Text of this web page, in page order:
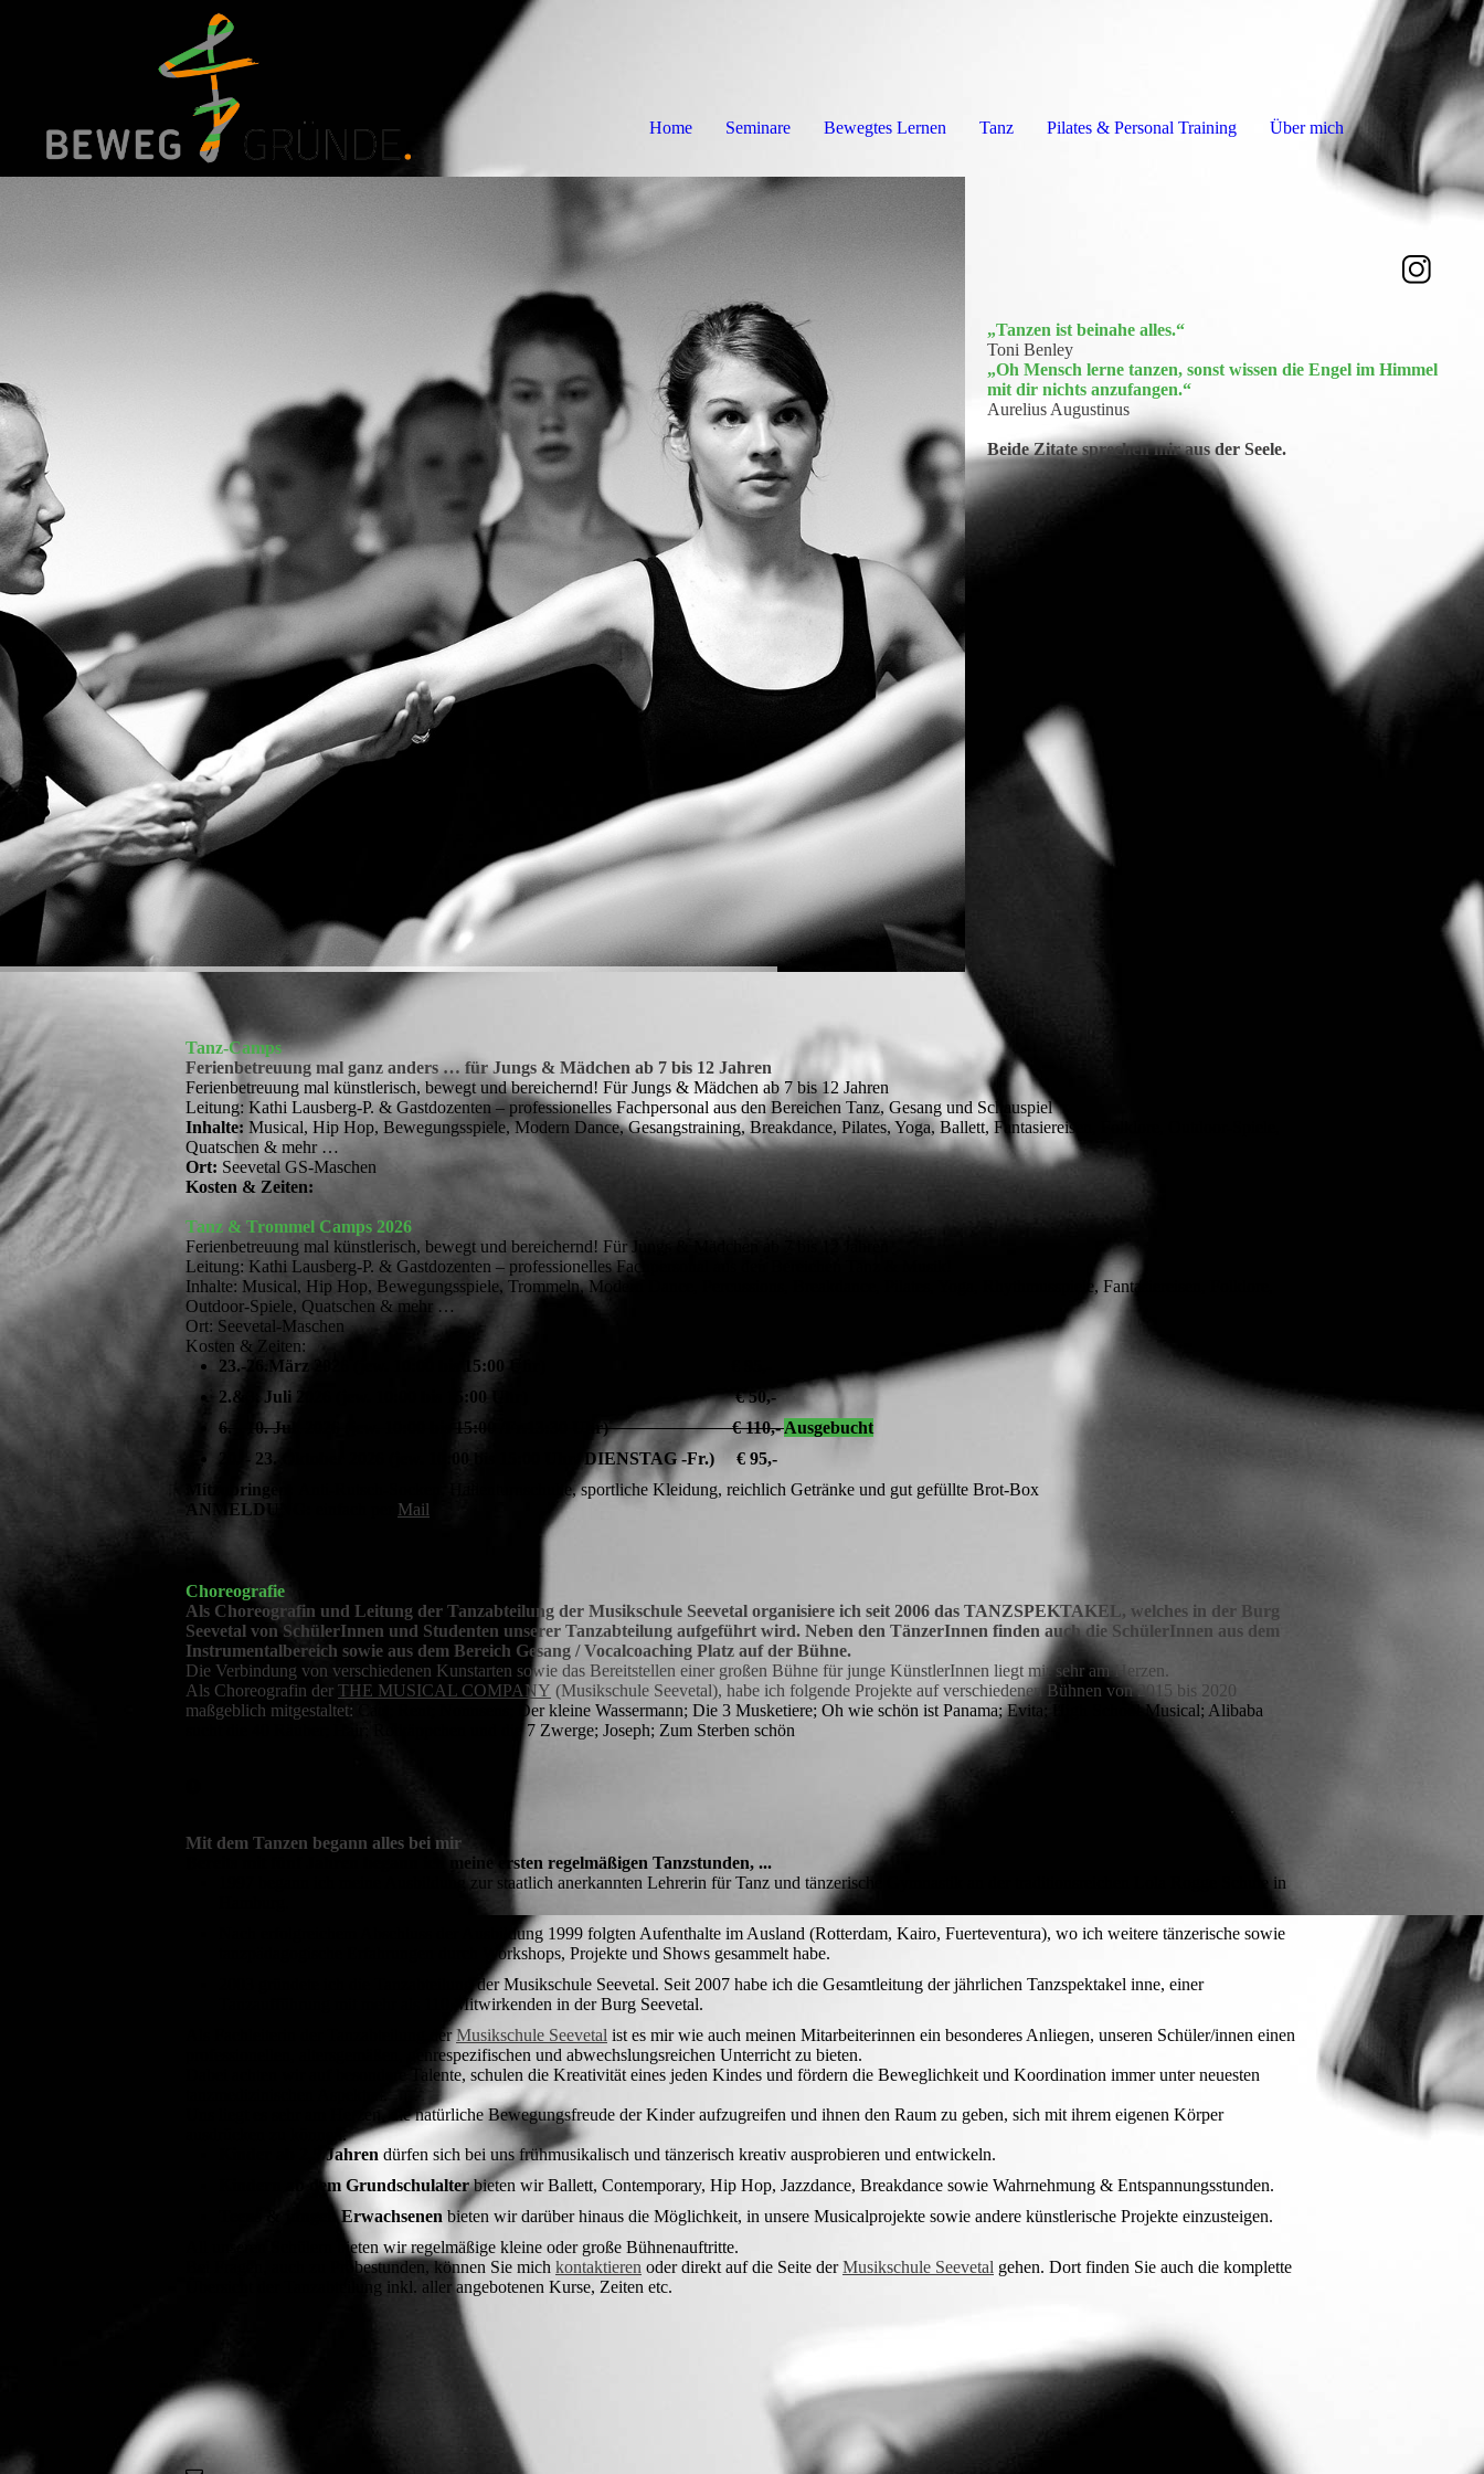
Home Seminare Bewegtes Lernen Tanz Pilates & Personal Training Über mich
„Tanzen ist beinahe alles.“
Toni Benley
„Oh Mensch lerne tanzen, sonst wissen die Engel im Himmel
mit dir nichts anzufangen.“
Aurelius Augustinus
Beide Zitate sprechen mir aus der Seele.
Tanz-Camps
Ferienbetreuung mal ganz anders … für Jungs & Mädchen ab 7 bis 12 Jahren
Ferienbetreuung mal künstlerisch, bewegt und bereichernd! Für Jungs & Mädchen ab 7 bis 12 Jahren
Leitung: Kathi Lausberg-P. & Gastdozenten – professionelles Fachpersonal aus den Bereichen Tanz, Gesang und Schauspiel
Inhalte: Musical, Hip Hop, Bewegungsspiele, Modern Dance, Gesangstraining, Breakdance, Pilates, Yoga, Ballett, Fantasiereisen, Folklore, Outdoor-Spiele,
Quatschen & mehr …
Ort: Seevetal GS-Maschen
Kosten & Zeiten:
Tanz & Trommel Camps 2026
Ferienbetreuung mal künstlerisch, bewegt und bereichernd! Für Jungs & Mädchen ab 7 bis 12 Jahren
Leitung: Kathi Lausberg-P. & Gastdozenten – professionelles Fachpersonal aus den Bereichen Tanz & Musik!
Inhalte: Musical, Hip Hop, Bewegungsspiele, Trommeln, Modern Dance, Percussions, Breakdance, Pilates, Yoga, Rhythmusspiele, Fantasiereisen, Folklore,
Outdoor-Spiele, Quatschen & mehr …
Ort: Seevetal-Maschen
Kosten & Zeiten:
23.-26.März 2026 (jew. 10:00 bis 15:00 Uhr) € 95,-
2.&3. Juli 2026 (jew. 10:00 bis 15:00 Uhr) € 50,-
6. - 10. Juli 2026 (jew. 10:00 bis 15:00 /Fr.13:30 Uhr) € 110,-Ausgebucht
20. - 23. Oktober 2026 (jew. 10:00 bis 15:00 Uhr/ DIENSTAG -Fr.) € 95,-
Mitzubringen:
Anti-Rutsch-Socken, Hallenturnschuhe, sportliche Kleidung, reichlich Getränke und gut gefüllte Brot-Box
ANMELDUNG:
Mail
Choreografie
Als Choreografin und Leitung der Tanzabteilung der Musikschule Seevetal organisiere ich seit 2006 das TANZSPEKTAKEL, welches in der Burg
Seevetal von SchülerInnen und Studenten unserer Tanzabteilung aufgeführt wird. Neben den TänzerInnen finden auch die SchülerInnen aus dem
Instrumentalbereich sowie aus dem Bereich Gesang / Vocalcoaching Platz auf der Bühne.
Die Verbindung von verschiedenen Kunstarten sowie das Bereitstellen einer großen Bühne für junge KünstlerInnen liegt mir sehr am Herzen.
Als Choreografin der THE MUSICAL COMPANY (Musikschule Seevetal), habe ich folgende Projekte auf verschiedenen Bühnen von 2015 bis 2020
maßgeblich mitgestaltet: Cats; Rent; Nonnsens; Der kleine Wassermann; Die 3 Musketiere; Oh wie schön ist Panama; Evita; High School Musical; Alibaba
sucht die 40 Räuber; Hair; Rotkäppchen und die 7 Zwerge; Joseph; Zum Sterben schön
Mit dem Tanzen begann alles bei mir
Bereits mit fünf Jahren begann ich meine ersten regelmäßigen Tanzstunden, ...
1997 begann ich meine Ausbildung zur staatlich anerkannten Lehrerin für Tanz und tänzerische Gymnastik an der traditionsreichen Lola Rogge Schule in
Nach erfolgreichem Abschluss der Ausbildung 1999 folgten Aufenthalte im Ausland (Rotterdam, Kairo, Fuerteventura), wo ich weitere tänzerische sowie
tanzpädagogische Erfahrungen durch Workshops, Projekte und Shows gesammelt habe.
2003 gründete ich die Tanzabteilung der Musikschule Seevetal. Seit 2007 habe ich die Gesamtleitung der jährlichen Tanzspektakel inne, einer
Tanzaufführung mit mehr als 110 Mitwirkenden in der Burg Seevetal.
Als Fachleiterin der Tanzabteilung derMusikschule Seevetal ist es mir wie auch meinen Mitarbeiterinnen ein besonderes Anliegen, unseren Schüler/innen einen
professionellen, altersgemäßen, genrespezifischen und abwechslungsreichen Unterricht zu bieten.
Dabei achten wir auf besondere Talente, schulen die Kreativität eines jeden Kindes und fördern die Beweglichkeit und Koordination immer unter neuesten
Uns liegt es sehr am Herzen, die natürliche Bewegungsfreude der Kinder aufzugreifen und ihnen den Raum zu geben, sich mit ihrem eigenen Körper
ausdrücken zu können.
Kinder ab 2,5 Jahren dürfen sich bei uns frühmusikalisch und tänzerisch kreativ ausprobieren und entwickeln.
Kindern ab dem Grundschulalterbieten wir Ballett, Contemporary, Hip Hop, Jazzdance, Breakdance sowie Wahrnehmung & Entspannungsstunden.
Teens & jungen Erwachsenen bieten wir darüber hinaus die Möglichkeit, in unsere Musicalprojekte sowie andere künstlerische Projekte einzusteigen.
All unseren Schülern bieten wir regelmäßige kleine oder große Bühnenauftritte.
Bei Fragen, auch zu Probestunden, können Sie mich kontaktieren oder direkt auf die Seite derMusikschule Seevetal gehen. Dort finden Sie auch die komplette
Übersicht der Tanzabteilung inkl. aller angebotenen Kurse, Zeiten etc.